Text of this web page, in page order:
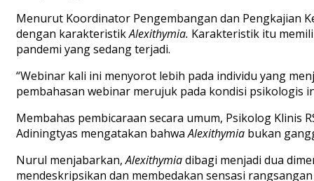
Menurut Koordinator Pengembangan dan Pengkajian
dengan karakteristikAlexithymia. Karakteristik itu
pandemi yang sedang terjadi.
“Webinar kali ini menyorot lebih pada individu yang
pembahasan webinar merujuk pada kondisi psikologis
Membahas pembicaraan secara umum, Psikolog Klinis
Adiningtyas mengatakan bahwaAlexithymia bukan
Nurul menjabarkan,Alexithymiadibagi menjadi dua
mendeskripsikan dan membedakan sensasi